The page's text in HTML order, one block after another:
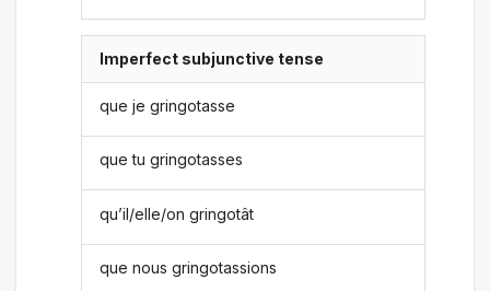
Imperfect subjunctive tense
que je gringotasse
que tu gringotasses
qu’il/elle/on gringotât
que nous gringotassions